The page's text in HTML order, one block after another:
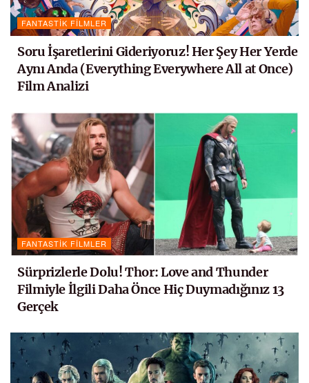
FANTASTIK FILMLER
Soru İşaretlerini Gideriyoruz! Her Şey Her Yerde
Aynı Anda (Everything Everywhere All at Once)
Film Analizi
FANTASTIK FILMLER
Sürprizlerle Dolu! Thor: Love and Thunder
Filmiyle İlgili Daha Önce Hiç Duymadığınız 13
Gerçek